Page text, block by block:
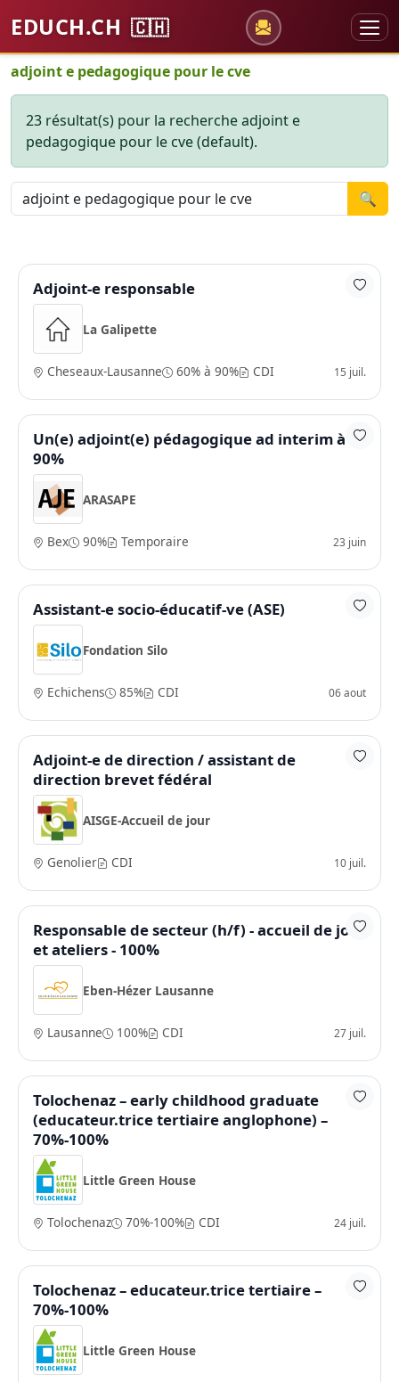
EDUCH.CH 🇨🇭
adjoint e pedagogique pour le cve
23 résultat(s) pour la recherche adjoint e
pedagogique pour le cve (default).
🔍
Adjoint-e responsable
La Galipette
Cheseaux-Lausanne 60% à 90% CDI 15 juil.
Un(e) adjoint(e) pédagogique ad interim à
90%
ARASAPE
Bex 90% Temporaire 23 juin
Assistant-e socio-éducatif-ve (ASE)
Fondation Silo
Echichens 85% CDI 06 aout
Adjoint-e de direction / assistant de
direction brevet fédéral
AISGE-Accueil de jour
Genolier CDI 10 juil.
Responsable de secteur (h/f) - accueil de jour
et ateliers - 100%
Eben-Hézer Lausanne
Lausanne 100% CDI 27 juil.
Tolochenaz – early childhood graduate
(educateur.trice tertiaire anglophone) –
70%-100%
Little Green House
Tolochenaz 70%-100% CDI 24 juil.
Tolochenaz – educateur.trice tertiaire –
70%-100%
Little Green House